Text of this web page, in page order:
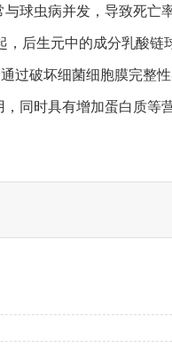
球虫病并发，导致死亡
后生元中的成分乳酸
过破坏细菌细胞膜完
同时具有增加蛋白质